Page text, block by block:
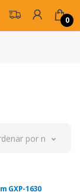
0
por novidade
GXP-1630